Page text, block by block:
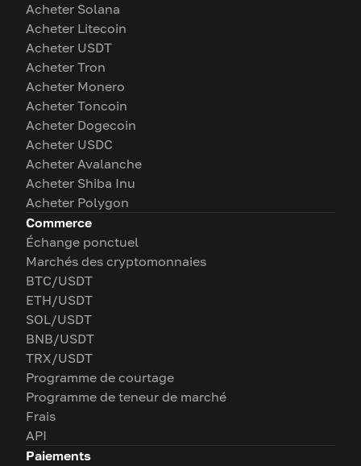
Acheter Solana
Acheter Litecoin
Acheter USDT
Acheter Tron
Acheter Monero
Acheter Toncoin
Acheter Dogecoin
Acheter USDC
Acheter Avalanche
Acheter Shiba Inu
Acheter Polygon
Commerce
Échange ponctuel
Marchés des cryptomonnaies
BTC/USDT
ETH/USDT
SOL/USDT
BNB/USDT
TRX/USDT
Programme de courtage
Programme de teneur de marché
Frais
API
Paiements